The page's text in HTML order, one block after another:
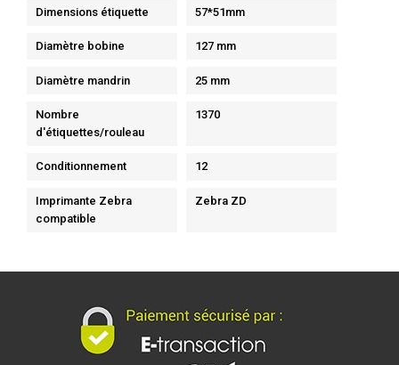
Dimensions étiquette 57*51mm
Diamètre bobine 127 mm
Diamètre mandrin 25 mm
Nombre
d'étiquettes/rouleau
1370
Conditionnement 12
Imprimante Zebra
compatible
Zebra ZD